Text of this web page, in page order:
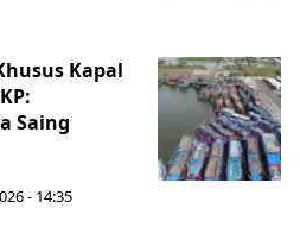
Kapal
Saing
- 14:35